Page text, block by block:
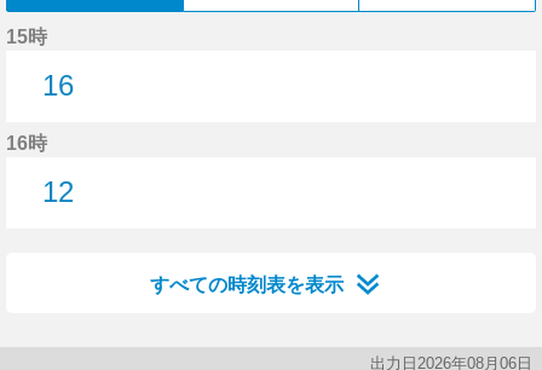
15時
16
16時
12
すべての時刻表を表示
出力日2026年08月06日